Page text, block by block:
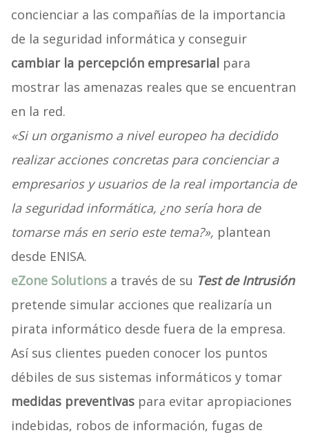
concienciar a las compañías de la importancia
de la seguridad informática y conseguir
cambiar la percepción empresarialpara
mostrar las amenazas reales que se encuentran
en la red.
«Si un organismo a nivel europeo ha decidido
realizar acciones concretas para concienciar a
empresarios y usuarios de la real importancia de
la seguridad informática, ¿no sería hora de
tomarse más en serio este tema?», plantean
desde ENISA.
eZone Solutionsa través de su Test de Intrusión
pretende simular acciones que realizaría un
pirata informático desde fuera de la empresa.
Así sus clientes pueden conocer los puntos
débiles de sus sistemas informáticos y tomar
medidas preventivaspara evitar apropiaciones
indebidas, robos de información, fugas de